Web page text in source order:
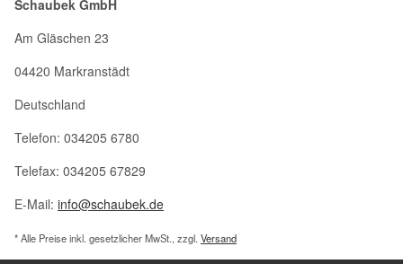
Schaubek GmbH
Am Gläschen 23
04420 Markranstädt
Deutschland
Telefon: 034205 6780
Telefax: 034205 67829
E-Mail: info@schaubek.de
* Alle Preise inkl. gesetzlicher MwSt., zzgl. Versand